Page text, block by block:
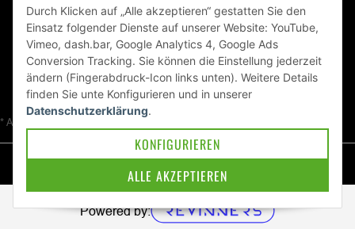
KAWASAKI WELT
Blog
* Alle Preise inkl. gesetzlicher USt., zzgl.
Powered by:
Durch Klicken auf „Alle akzeptieren“ gestatten Sie den
Einsatz folgender Dienste auf unserer Website: YouTube,
Vimeo, dash.bar, Google Analytics 4, Google Ads
Conversion Tracking. Sie können die Einstellung jederzeit
ändern (Fingerabdruck-Icon links unten). Weitere Details
finden Sie unte Konfigurieren und in unserer
Datenschutzerklärung.
ALLE AKZEPTIEREN
KONFIGURIEREN